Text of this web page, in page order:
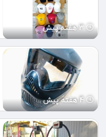
3 هفته پیش
4 هفته پیش